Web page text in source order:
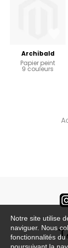
Archibald
Papier peint
9 couleurs
Notre site utilise
naviguer. Nous
fonctionnalités